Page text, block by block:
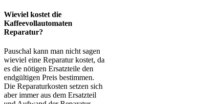
Wieviel kostet die
Kaffeevollautomaten
Reparatur?
Pauschal kann man nicht sagen
wieviel eine Reparatur kostet, da
es die nötigen Ersatzteile den
endgültigen Preis bestimmen.
Die Reparaturkosten setzen sich
aber immer aus dem Ersatzteil